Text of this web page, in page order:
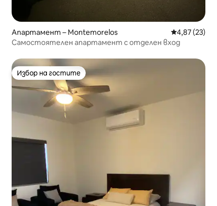
Апартамент – Montemorelos Средна
4,87 (23)
Самостоятелен апартамент с отделен вход
Избор на гостите
Избор на гостите